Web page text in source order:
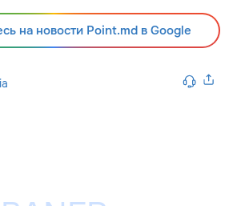
на новости Point.md в Google